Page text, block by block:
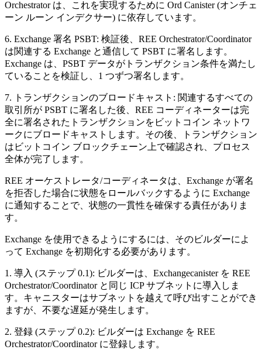
Orchestrator は、これを実現するために Ord Canister (オンチェ
ーン ルーン インデクサー) に依存しています。
6. Exchange 署名 PSBT: 検証後、REE Orchestrator/Coordinator
は関連する Exchange と通信して PSBT に署名します。
Exchange は、PSBT データがトランザクション条件を満たし
ていることを検証し、1 つずつ署名します。
7. トランザクションのブロードキャスト: 関連するすべての
取引所が PSBT に署名した後、REE コーディネーターは完
全に署名されたトランザクションをビットコイン ネットワ
ークにブロードキャストします。その後、トランザクション
はビットコイン ブロックチェーン上で確認され、プロセス
全体が完了します。
REE オーケストレータ/コーディネータは、Exchange が署名
を拒否した場合に状態をロールバックするように Exchange
に通知することで、状態の一貫性を確保する責任がありま
す。
Exchange を使用できるようにするには、そのビルダーによ
って Exchange を初期化する必要があります。
1. 導入 (ステップ 0.1): ビルダーは、Exchangecanister を REE
Orchestrator/Coordinator と同じ ICP サブネットに導入しま
す。キャニスターはサブネットを越えて呼び出すことができ
ますが、不要な遅延が発生します。
2. 登録 (ステップ 0.2): ビルダーは Exchange を REE
Orchestrator/Coordinator に登録します。